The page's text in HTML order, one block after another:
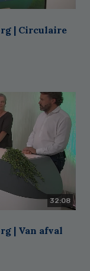
| Circulaire
32:08
| Van afval